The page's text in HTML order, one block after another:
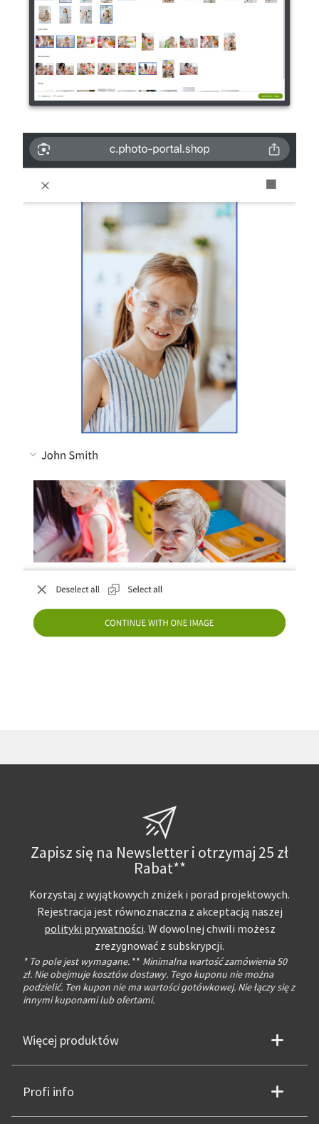
Zapisz się na Newsletter i otrzymaj 25 zł
Rabat**
Korzystaj z wyjątkowych zniżek i porad projektowych.
Rejestracja jest równoznaczna z akceptacją naszej
polityki prywatności. W dowolnej chwili możesz
zrezygnować z subskrypcji.
* To pole jest wymagane. ** Minimalna wartość zamówienia 50
zł. Nie obejmuje kosztów dostawy. Tego kuponu nie można
podzielić. Ten kupon nie ma wartości gotówkowej. Nie łączy się z
innymi kuponami lub ofertami.
Więcej produktów
Profi info